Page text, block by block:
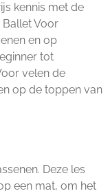
kennis met de
Ballet Voor
en op
tot
velen de
op de toppen van
Deze les
een mat, om het